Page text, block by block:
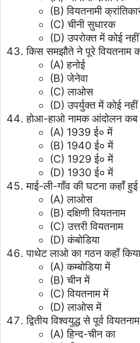
(B) वियतनामी
(C) चीनी सुधारक
(D) उपरोक्त में कोई नहीं
किस समझौते ने पूरे वियतनाम
(A) हनोई
(B) जेनेवा
(C) लाओस
(D) उपर्युक्त में कोई नहीं
होआ-हाओ नामक आंदोलन कब
(A) 1939 ई० में
(B) 1940 ई० में
(C) 1929 ई० में
(D) 1930 ई० में
माई-ली-गाँव की घटना कहाँ हुई
(A) लाओस
(B) दक्षिणी वियतनाम
(C) उत्तरी वियतनाम
(D) कंबोडिया
पाथेट लाओ का गठन कहाँ
(A) कम्बोडिया में
(B) चीन में
(C) वियतनाम में
(D) लाओस में
द्वितीय विश्वयुद्ध से पूर्व
(A) हिन्द-चीन का